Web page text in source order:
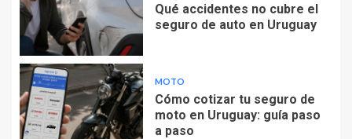
Qué accidentes no cubre el
seguro de auto en Uruguay
MOTO
Cómo cotizar tu seguro de
moto en Uruguay: guía paso
a paso